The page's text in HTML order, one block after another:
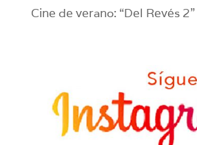
Cine de verano: “Del Revés 2”